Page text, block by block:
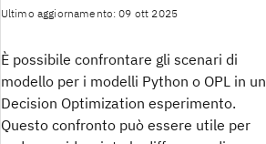
Ultimo aggiornamento: 09 ott 2025
È possibile confrontare gli scenari di
modello per i modelli Python o OPL in un
Decision Optimization esperimento.
Questo confronto può essere utile per